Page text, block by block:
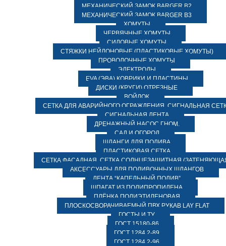
МЕХАНИЧЕСКИЙ ЗАМОК BARGER B2
МЕХАНИЧЕСКИЙ ЗАМОК BARGER B3
ХОМУТЫ
ЧЕРВЯЧНЫЕ ХОМУТЫ
СИЛОВЫЕ ХОМУТЫ
СТЯЖКИ НЕЙЛОНОВЫЕ (ПЛАСТИКОВЫЕ ХОМУТЫ)
ПРОВОЛОЧНЫЕ ХОМУТЫ
ЭЛЕКТРОДЫ
EVA (ЭВА) КОВРИКИ И ПЛАСТИНЫ
ДИСКИ (КРУГИ) ОТРЕЗНЫЕ
ВОЙЛОК
СЕТКА ДЛЯ АВАРИЙНОГО ОГРАЖДЕНИЯ, СИГНАЛЬНАЯ
СИГНАЛЬНАЯ ЛЕНТА
ДРЕНАЖНЫЙ НАСОС ГНОМ.
САД И ОГОРОД
ШЛАНГИ ДЛЯ ПОЛИВА
ПЛАСТИКОВАЯ СЕТКА
СЕТКА ФАСАДНАЯ. СЕТКА СОЛНЦЕЗАЩИТНАЯ
АКСЕССУАРЫ ДЛЯ ПОЛИВОЧНЫХ ШЛАНГОВ
ЛЕНТА “КАПЕЛЬНЫЙ ПОЛИВ”
ШПАГАТ ИЗ ПОЛИПРОПИЛЕНА
ПЛЁНКА ПОЛИЭТИЛЕНОВАЯ
ПЛОСКОСВОРАЧИВАЕМЫЙ ПВХ РУКАВ LAY FLAT
ГОСТЫ И ТУ
ГОСТ 15180-86
ГОСТ 1284.2-89
ГОСТ 1284.2-96